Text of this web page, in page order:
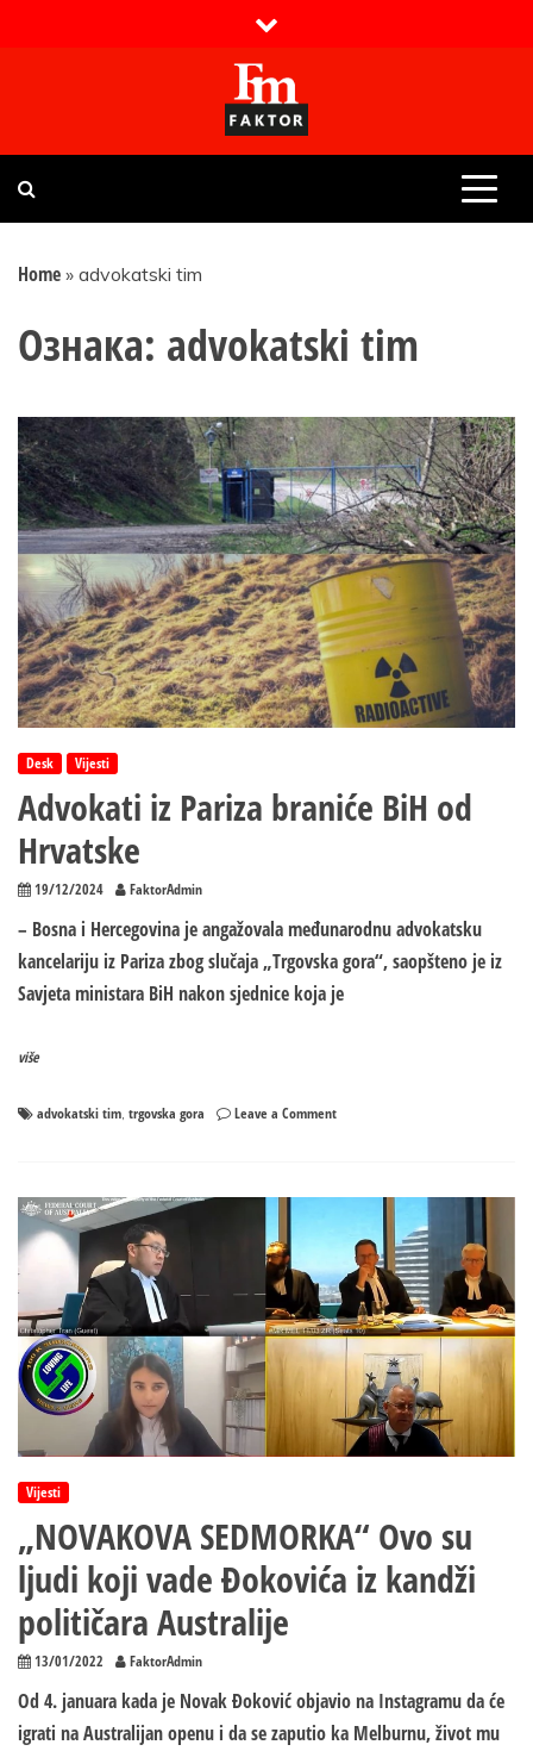
Faktor magazin
Uvijek presudan
Home » advokatski tim
Ознака: advokatski tim
Desk Vijesti
Advokati iz Pariza braniće BiH od
Hrvatske
19/12/2024 FaktorAdmin
– Bosna i Hercegovina je angažovala međunarodnu advokatsku
kancelariju iz Pariza zbog slučaja „Trgovska gora“, saopšteno je iz
Savjeta ministara BiH nakon sjednice koja je
više
advokatski tim, trgovska gora Leave a Commenton
Hrvatske
Vijesti
„NOVAKOVA SEDMORKA“ Ovo su
ljudi koji vade Đokovića iz kandži
političara Australije
13/01/2022 FaktorAdmin
Od 4. januara kada je Novak Đoković objavio na Instagramu da će
igrati na Australijan openu i da se zaputio ka Melburnu, život mu